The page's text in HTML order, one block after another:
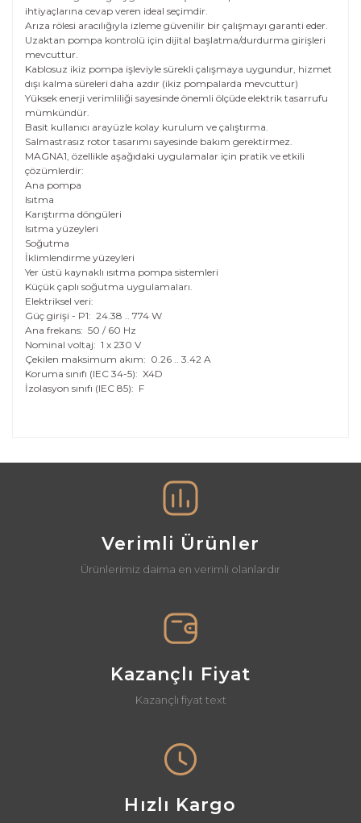
ihtiyaçlarına cevap veren ideal seçimdir.
Arıza rölesi aracılığıyla izleme güvenilir bir çalışmayı garanti eder.
Uzaktan pompa kontrolü için dijital başlatma/durdurma girişleri
mevcuttur.
Kablosuz ikiz pompa işleviyle sürekli çalışmaya uygundur, hizmet
dışı kalma süreleri daha azdır (ikiz pompalarda mevcuttur)
Yüksek enerji verimliliği sayesinde önemli ölçüde elektrik tasarrufu
mümkündür.
Basit kullanıcı arayüzle kolay kurulum ve çalıştırma.
Salmastrasız rotor tasarımı sayesinde bakım gerektirmez.
MAGNA1, özellikle aşağıdaki uygulamalar için pratik ve etkili
çözümlerdir:
Ana pompa
Isıtma
Karıştırma döngüleri
Isıtma yüzeyleri
Soğutma
İklimlendirme yüzeyleri
Yer üstü kaynaklı ısıtma pompa sistemleri
Küçük çaplı soğutma uygulamaları.
Elektriksel veri:
Güç girişi - P1: 24.38 .. 774 W
Ana frekans: 50 / 60 Hz
Nominal voltaj: 1 x 230 V
Çekilen maksimum akım: 0.26 .. 3.42 A
Koruma sınıfı (IEC 34-5): X4D
İzolasyon sınıfı (IEC 85): F
Yorum Yaz
Görüş ve önerileriniz için teşekkür ederiz.
Ürün resmi kalitesiz, bozuk veya görüntülenemiyor.
Ürün bilgilerinde hatalar bulunuyor.
Ürün fiyatı diğer sitelerden daha pahalı.
Gönder
Verimli Ürünler
Ürünlerimiz daima en verimli olanlardır
Kazançlı Fiyat
Kazançlı fiyat text
Hızlı Kargo